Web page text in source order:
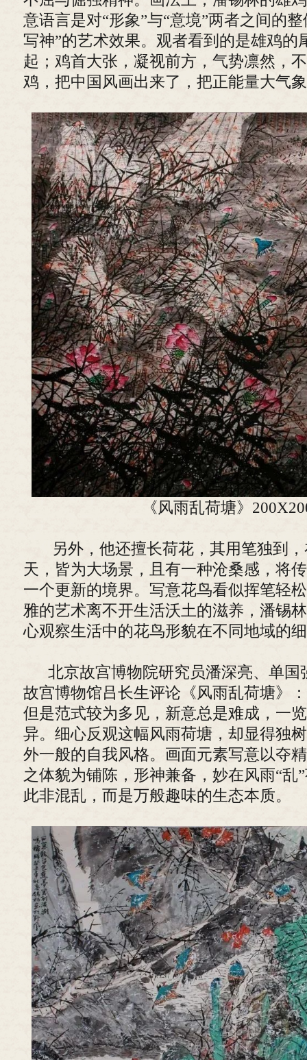
意语言是对“形象”与“意境”两者之间的
写神”的艺术效果。观者看到的是雄鸡的
起；鸡首大张，凝视前方，气势凛然，
鸡，把中国风画出来了，把正能量大气
《风雨乱荷塘》
另外，他还擅长荷花，其用笔独到，
天，皆为大场景，且有一种沧桑感，将
一个更新的境界。写意花鸟看似挥笔轻
雅的艺术离不开生活沃土的滋养，潘锡
心观察生活中的花鸟形貌在不同地域的
北京故宫博物院研究员潘深亮、单国
故宫博物馆吕长生评论《风雨乱荷塘》
但是范式较为多见，新意总是难成，一
异。细心反观这幅风雨荷塘，却显得独
外一般的自我风格。画面元素写意以夺
之体貌为铺陈，形神兼备，妙在风雨“乱
此非混乱，而是万般趣味的生态本质。